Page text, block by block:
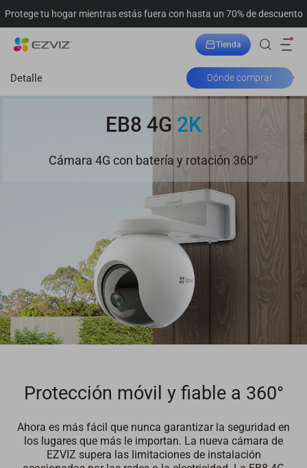
Protege tu hogar mientras estás fuera con hasta un 70% de descuento
Tienda
Detalle Dónde comprar
EB8 4G 2K
Cámara 4G con batería y rotación 360°
Protección móvil y fiable a 360°
Ahora es más fácil que nunca garantizar la seguridad en
los lugares que más le importan. La nueva cámara de
EZVIZ supera las limitaciones de instalación